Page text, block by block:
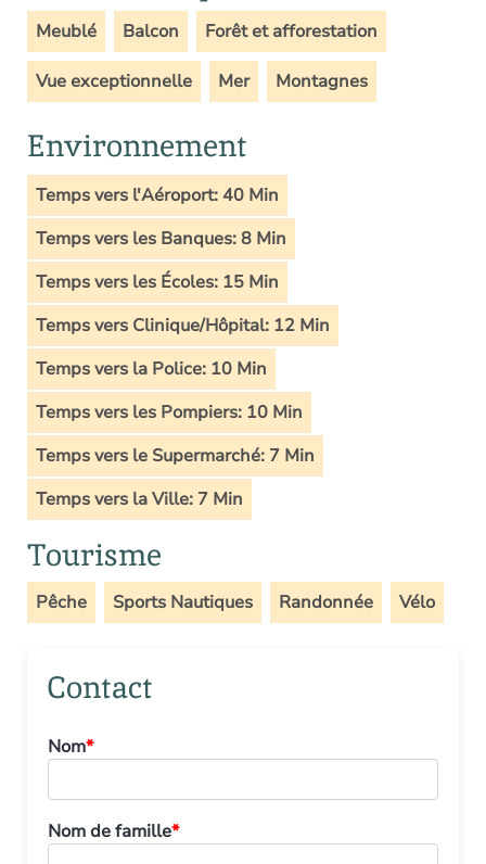
Meublé Balcon Forêt et afforestation
Vue exceptionnelle Mer Montagnes
Environnement
Temps vers l'Aéroport: 40 Min
Temps vers les Banques: 8 Min
Temps vers les Écoles: 15 Min
Temps vers Clinique/Hôpital: 12 Min
Temps vers la Police: 10 Min
Temps vers les Pompiers: 10 Min
Temps vers le Supermarché: 7 Min
Temps vers la Ville: 7 Min
Tourisme
Pêche Sports Nautiques Randonnée Vélo
Contact
Nom*
Nom de famille*